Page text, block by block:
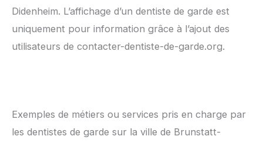
Didenheim. L’affichage d’un dentiste de garde est
uniquement pour information grâce à l’ajout des
utilisateurs de contacter-dentiste-de-garde.org.
Exemples de métiers ou services pris en charge par
les dentistes de garde sur la ville de Brunstatt-